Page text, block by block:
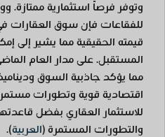
وتوفر فرصاً استثمارية
للفقاعات فإن سوق العقارات
قيمته الحقيقية مما يشير إلى
مما يؤكد جاذبية السوق
اقتصادية قوية وتطورات
للاستثمار العقاري بفضل
والتطورات المستمرة (العربية)
.